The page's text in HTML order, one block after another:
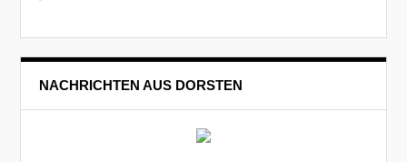
NACHRICHTEN AUS DORSTEN